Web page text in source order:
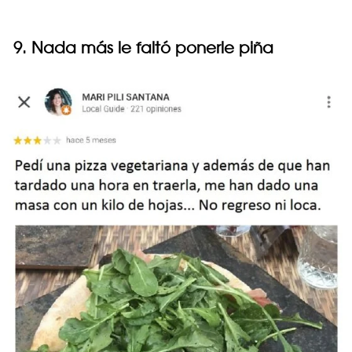
9. Nada más le faltó ponerle piña